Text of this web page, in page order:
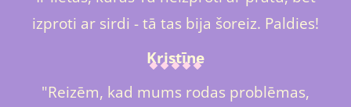
izproti ar sirdi - tā tas bija šoreiz. Paldies!
Kristīne
"Reizēm, kad mums rodas problēmas,